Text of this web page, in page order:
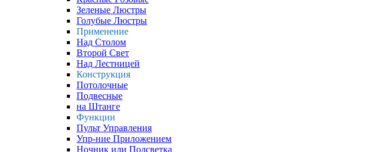
Зеленые Люстры
Голубые Люстры
Применение
Над Столом
Второй Свет
Над Лестницей
Конструкция
Потолочные
Подвесные
на Штанге
Функции
Пульт Управления
Упр-ние Приложением
Ночник или Подсветка